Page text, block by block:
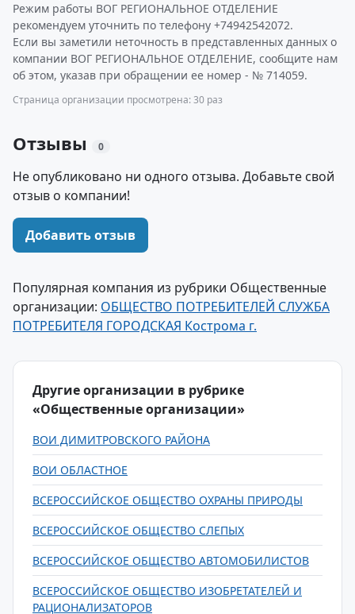
Режим работы ВОГ РЕГИОНАЛЬНОЕ ОТДЕЛЕНИЕ
рекомендуем уточнить по телефону +74942542072.
Если вы заметили неточность в представленных данных о
компании ВОГ РЕГИОНАЛЬНОЕ ОТДЕЛЕНИЕ, сообщите нам
об этом, указав при обращении ее номер - № 714059.
Страница организации просмотрена: 30 раз
Отзывы 0
Не опубликовано ни одного отзыва. Добавьте свой
отзыв о компании!
Добавить отзыв
Популярная компания из рубрики Общественные
организации: ОБЩЕСТВО ПОТРЕБИТЕЛЕЙ СЛУЖБА
ПОТРЕБИТЕЛЯ ГОРОДСКАЯ Кострома г.
Другие организации в рубрике
«Общественные организации»
ВОИ ДИМИТРОВСКОГО РАЙОНА
ВОИ ОБЛАСТНОЕ
ВСЕРОССИЙСКОЕ ОБЩЕСТВО ОХРАНЫ ПРИРОДЫ
ВСЕРОССИЙСКОЕ ОБЩЕСТВО СЛЕПЫХ
ВСЕРОССИЙСКОЕ ОБЩЕСТВО АВТОМОБИЛИСТОВ
ВСЕРОССИЙСКОЕ ОБЩЕСТВО ИЗОБРЕТАТЕЛЕЙ И
РАЦИОНАЛИЗАТОРОВ